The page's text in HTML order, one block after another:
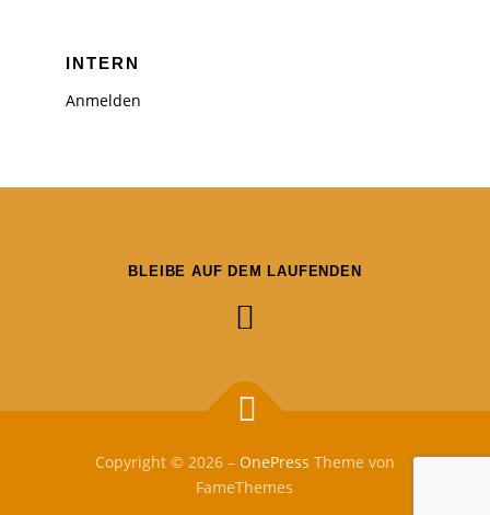
INTERN
Anmelden
BLEIBE AUF DEM LAUFENDEN
Copyright © 2026 – OnePress Theme von
FameThemes